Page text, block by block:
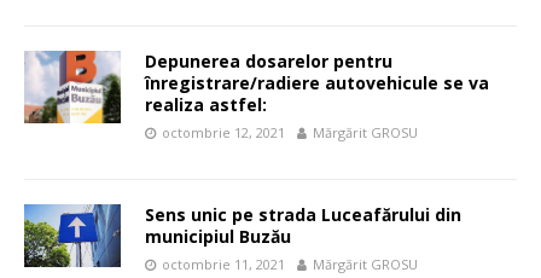
Depunerea dosarelor pentru
înregistrare/radiere autovehicule se va
realiza astfel:
octombrie 12, 2021 Mărgărit GROSU
Sens unic pe strada Luceafărului din
municipiul Buzău
octombrie 11, 2021 Mărgărit GROSU